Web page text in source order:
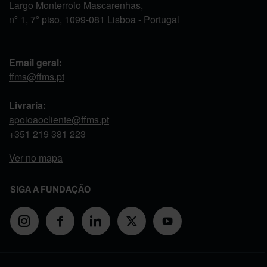
Largo Monterroio Mascarenhas,
nº 1, 7º piso, 1099-081 Lisboa - Portugal
Email geral:
ffms@ffms.pt
Livraria:
apoioaocliente@ffms.pt
+351 219 381 223
Ver no mapa
SIGA A FUNDAÇÃO